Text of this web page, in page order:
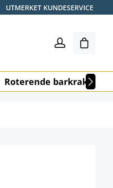
UTMERKET KUNDESERVICE
Roterende barkrakker